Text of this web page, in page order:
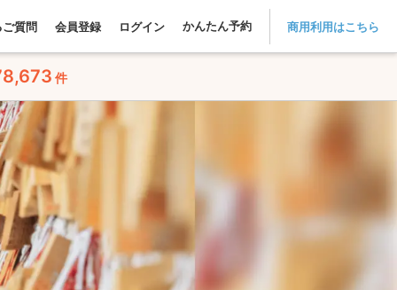
質問 会員登録 ログイン かんたん予約 商用利用はこちら
件